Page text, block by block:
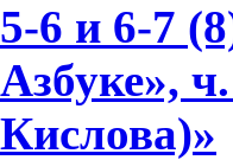
5-6 и 6-7
Азбуке»,
Кислова)»